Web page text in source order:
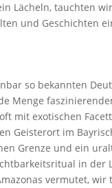
Lächeln, tauchten
und Geschichten
so bekannten
Menge
mit exotischen
Geisterort im
Grenze und ein
in der
vermutet, wir